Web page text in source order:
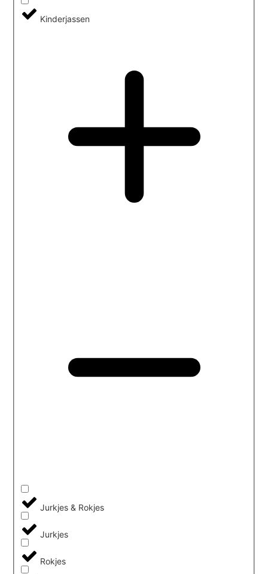
Kinderjassen
Jurkjes & Rokjes
Jurkjes
Rokjes